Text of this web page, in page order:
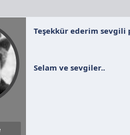
l
e
Teşekkür ederim sevgili
Selam ve sevgiler..